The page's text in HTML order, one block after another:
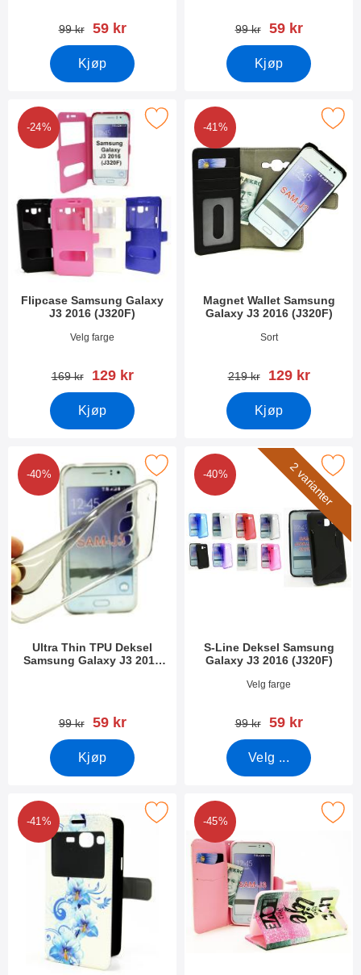
gammel pris
99 kr ny pris
59 kr
Kjøp
gammel pris
99 kr ny pris
59 kr
Kjøp
-24%
Flipcase Samsung Galaxy
J3 2016 (J320F)
Varenummer 21832
Velg farge
gammel pris
169 kr ny pris
129 kr
Kjøp
flipcase Samsung Galaxy J3 2016 (J320F) som favoritt
-41%
Magnet Wallet Samsung
Galaxy J3 2016 (J320F)
Varenummer 20304
Sort
gammel pris
219 kr ny pris
129 kr
Kjøp
Merk magnet Wallet Samsung
-40%
Ultra Thin TPU Deksel
Samsung Galaxy J3 2016
gammel pris
99 kr ny pris
59 kr
Kjøp
TPU Deksel Samsung Galaxy J3 2016 (J320F) som
2 varianter
-40%
S-Line Deksel Samsung
Galaxy J3 2016 (J320F)
Varenummer 18950
Velg farge
gammel pris
99 kr ny pris
59 kr
Velg ...
Merk s-Line Deksel Samsung Galaxy
-41%
design Flipcase Samsung Galaxy J3 (J320F) som favoritt
-45%
Merk designwallet Samsung